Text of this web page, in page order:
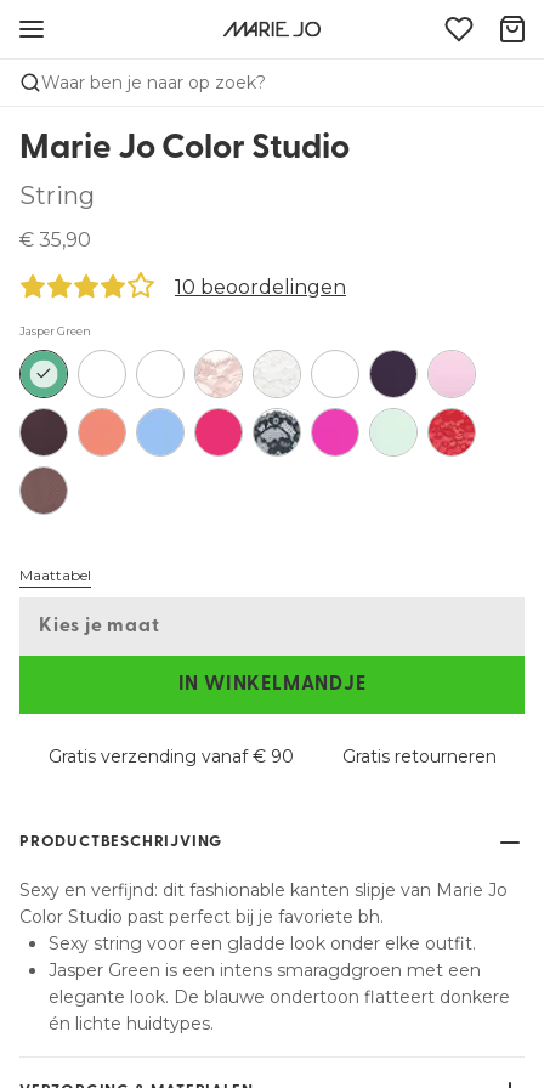
Waar ben je naar op zoek?
Marie Jo Color Studio
String
€ 35,90
10 beoordelingen
Jasper Green
Maattabel
Kies je maat
IN WINKELMANDJE
Gratis verzending vanaf € 90 Gratis retourneren
PRODUCTBESCHRIJVING
Sexy en verfijnd: dit fashionable kanten slipje van Marie Jo
Color Studio past perfect bij je favoriete bh.
Sexy string voor een gladde look onder elke outfit.
Jasper Green is een intens smaragdgroen met een
elegante look. De blauwe ondertoon flatteert donkere
én lichte huidtypes.